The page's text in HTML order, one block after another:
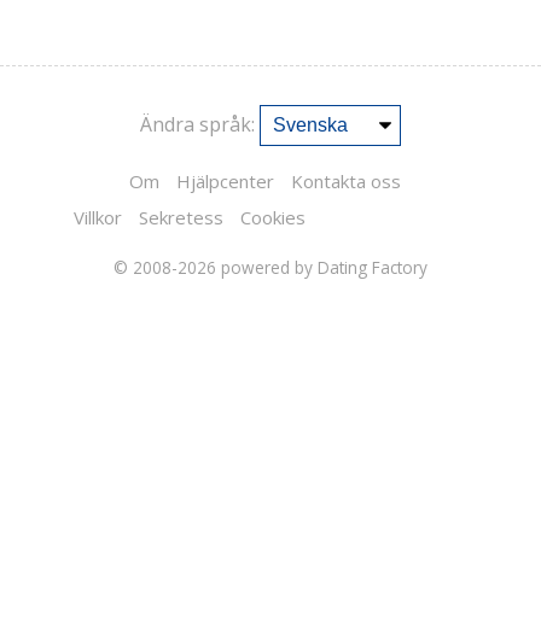
Ändra språk:
Om Hjälpcenter
Kontakta oss
Villkor
Sekretess Cookies
© 2008-2026 powered by Dating Factory